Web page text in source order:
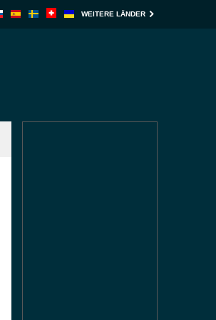
WEITERE LÄNDER